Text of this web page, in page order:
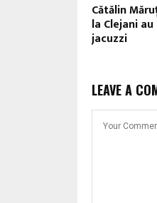
Cătălin
la Clejani
jacuzzi
LEAVE A